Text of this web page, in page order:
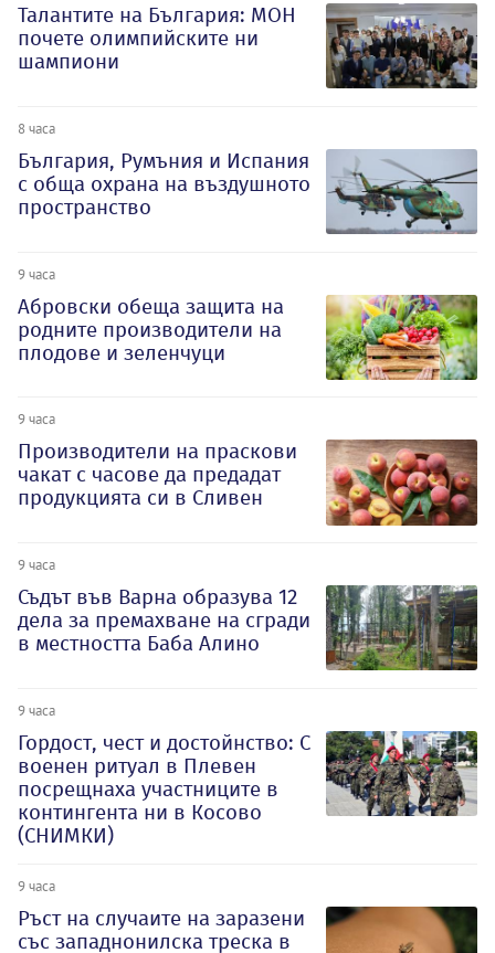
Талантите на България: МОН
почете олимпийските ни
шампиони
8 часа
България, Румъния и Испания
с обща охрана на въздушното
пространство
9 часа
Абровски обеща защита на
родните производители на
плодове и зеленчуци
9 часа
Производители на праскови
чакат с часове да предадат
продукцията си в Сливен
9 часа
Съдът във Варна образува 12
дела за премахване на сгради
в местността Баба Алино
9 часа
Гордост, чест и достойнство: С
военен ритуал в Плевен
посрещнаха участниците в
контингента ни в Косово
(СНИМКИ)
9 часа
Ръст на случаите на заразени
със западнонилска треска в